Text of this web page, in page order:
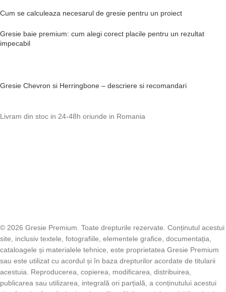
Cum se calculeaza necesarul de gresie pentru un proiect
Gresie baie premium: cum alegi corect placile pentru un rezultat
impecabil
Gresie Chevron si Herringbone – descriere si recomandari
Livram din stoc in 24-48h oriunde in Romania
© 2026 Gresie Premium. Toate drepturile rezervate. Conținutul acestui
site, inclusiv textele, fotografiile, elementele grafice, documentația,
cataloagele și materialele tehnice, este proprietatea Gresie Premium
sau este utilizat cu acordul și în baza drepturilor acordate de titularii
acestuia. Reproducerea, copierea, modificarea, distribuirea,
publicarea sau utilizarea, integrală ori parțială, a conținutului acestui